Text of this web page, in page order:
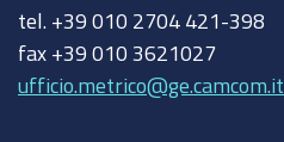
tel. +39 010 2704 421-398
fax +39 010 3621027
ufficio.metrico@ge.camcom.it